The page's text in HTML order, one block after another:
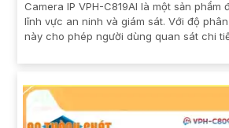
Camera IP VPH-C819AI là một sản phẩm
lĩnh vực an ninh và giám sát. Với độ
này cho phép người dùng quan sát chi